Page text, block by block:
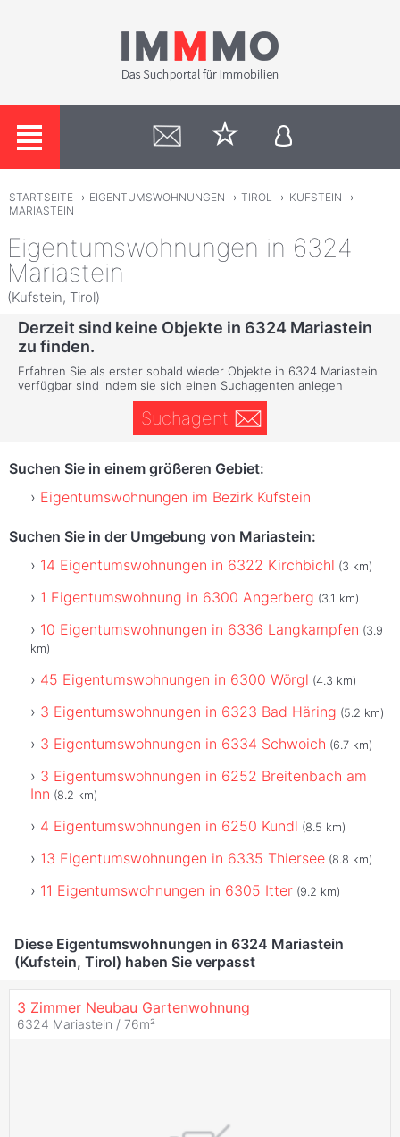
STARTSEITE › EIGENTUMSWOHNUNGEN › TIROL › KUFSTEIN
›
MARIASTEIN
Eigentumswohnungen in 6324
Mariastein
(Kufstein, Tirol)
Derzeit sind keine Objekte in 6324 Mariastein
zu finden.
Erfahren Sie als erster sobald wieder Objekte in 6324 Mariastein
verfügbar sind indem sie sich einen Suchagenten anlegen
Suchagent
Suchen Sie in einem größeren Gebiet:
Eigentumswohnungen im Bezirk Kufstein
Suchen Sie in der Umgebung von Mariastein:
14 Eigentumswohnungen in 6322 Kirchbichl (3 km)
1 Eigentumswohnung in 6300 Angerberg (3.1 km)
10 Eigentumswohnungen in 6336 Langkampfen (3.9
km)
45 Eigentumswohnungen in 6300 Wörgl (4.3 km)
3 Eigentumswohnungen in 6323 Bad Häring (5.2 km)
3 Eigentumswohnungen in 6334 Schwoich (6.7 km)
3 Eigentumswohnungen in 6252 Breitenbach am
Inn (8.2 km)
4 Eigentumswohnungen in 6250 Kundl (8.5 km)
13 Eigentumswohnungen in 6335 Thiersee (8.8 km)
11 Eigentumswohnungen in 6305 Itter (9.2 km)
Diese Eigentumswohnungen in 6324 Mariastein
(Kufstein, Tirol) haben Sie verpasst
3 Zimmer Neubau Gartenwohnung
6324 Mariastein / 76m²